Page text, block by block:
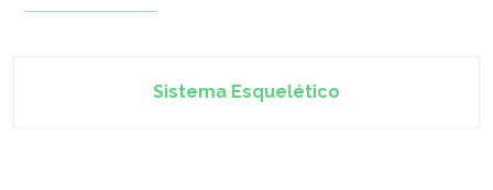
Sistema Esquelético